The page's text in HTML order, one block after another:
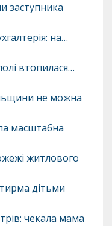
заступника
на…
втопилася…
не можна
масштабна
житлового
дітьми
чекала мама